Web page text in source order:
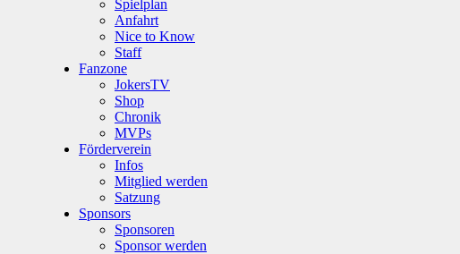
Spielplan
Anfahrt
Nice to Know
Staff
Fanzone
JokersTV
Shop
Chronik
MVPs
Förderverein
Infos
Mitglied werden
Satzung
Sponsors
Sponsoren
Sponsor werden